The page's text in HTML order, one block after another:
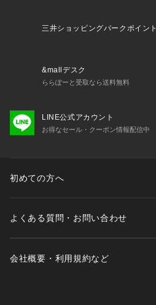
三井ショッピングパークポイント
&mallデスク
ららぽーと受取なら送料無料
LINE公式アカウント
お得なセール・クーポン情報配信中
初めての方へ
よくある質問・お問い合わせ
会社概要・利用規約など